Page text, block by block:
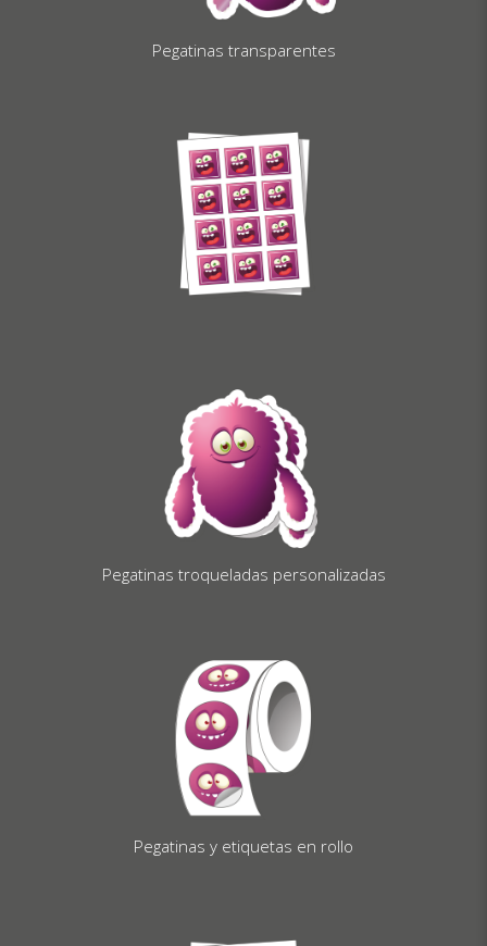
Pegatinas transparentes
Pegatinas troqueladas personalizadas
Pegatinas y etiquetas en rollo